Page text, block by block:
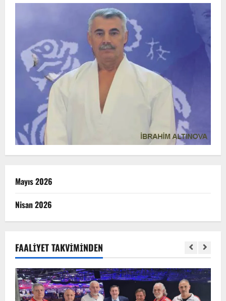
Mayıs 2026
Nisan 2026
FAALIYET TAKVIMINDEN